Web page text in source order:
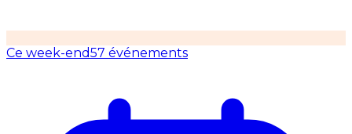
Ce week-end57 événements